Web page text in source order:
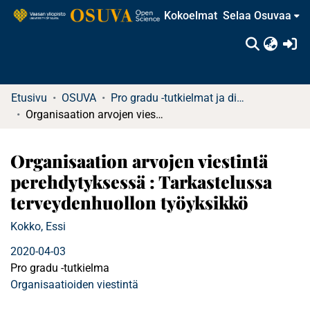
Kokoelmat Selaa Osuvaa
Etusivu OSUVA
Pro gradu -tutkielmat ja diplomityöt
Organisaation arvojen viestintä perehdytyksessä : Tarkastelussa terveydenhuollon työyksikkö
Organisaation arvojen viestintä
perehdytyksessä : Tarkastelussa
terveydenhuollon työyksikkö
Kokko, Essi
2020-04-03
Pro gradu -tutkielma
Organisaatioiden viestintä